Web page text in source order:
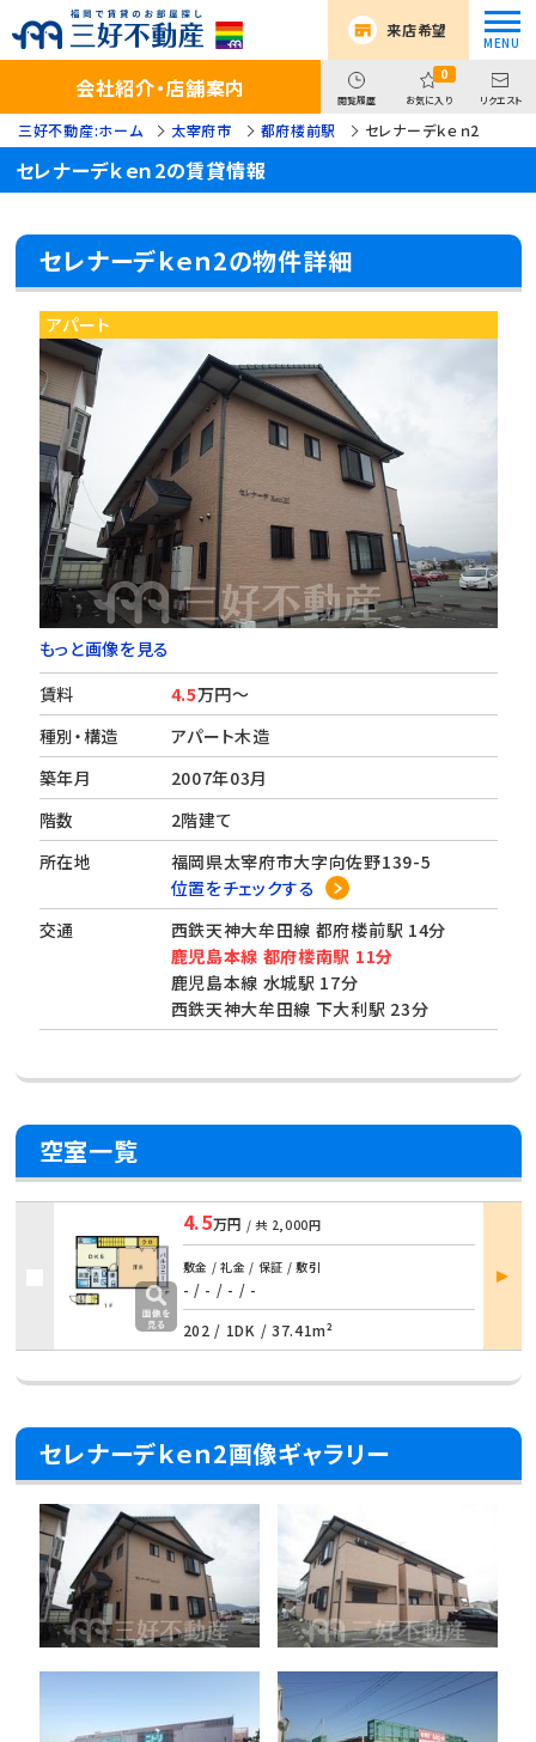
来店希望
会社紹介・店舗案内 閲覧履歴
0
お気に入り リクエスト
三好不動産:ホーム 太宰府市 都府楼前駅 セレナーデｋｅｎ2
セレナーデｋｅｎ2の賃貸情報
セレナーデｋｅｎ2の物件詳細
アパート
もっと画像を見る
賃料
4.5万円～
種別・構造
アパート木造
築年月
2007年03月
階数
2階建て
所在地
福岡県太宰府市大字向佐野139-5
位置をチェックする
交通
西鉄天神大牟田線 都府楼前駅 14分
鹿児島本線 都府楼南駅 11分
鹿児島本線 水城駅 17分
西鉄天神大牟田線 下大利駅 23分
空室一覧
4.5万円 / 共 2,000円
敷金 / 礼金 / 保証 / 敷引
- / - / - / -
202 / 1DK / 37.41m²
部屋
詳細
セレナーデｋｅｎ2画像ギャラリー